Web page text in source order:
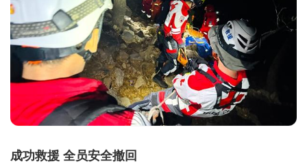
成功救援 全员安全撤回